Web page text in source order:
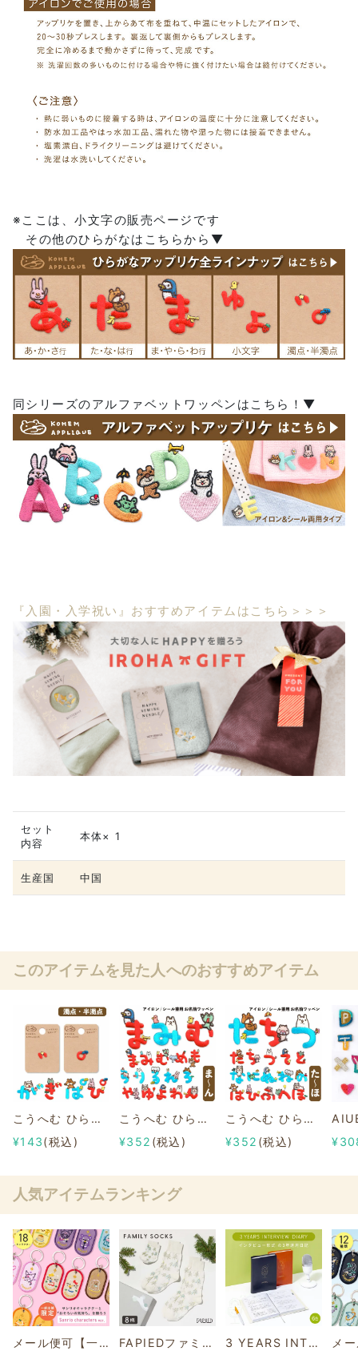
※ここは、小文字の販売ページです
その他のひらがなはこちらから▼
同シリーズのアルファベットワッペンはこちら！▼
『入園・入学祝い』おすすめアイテムはこちら＞＞＞
セット
内容
本体× 1
生産国 中国
このアイテムを見た人へのおすすめアイテム
こうへむ ひらがな アップリケ/ワッペン 【濁点 ゛/半濁点 ゜】
¥143(税込)
こうへむ ひらがな アップリケ/ワッペン 【まみむめもらりるれろやゆよわん】
¥352 (税込)
こうへむ ひらがな アップリケ/ワッペン 【たちつてとなにぬねのはひふへほ】
¥352 (税込)
人気アイテムランキング
メール便可【一部店舗限定】2/8b PAIR KEY RING Sanrio characters ver.
FAPIEDファミリーソックスセット 総柄
3 YEARS INTERVIEW DIARY